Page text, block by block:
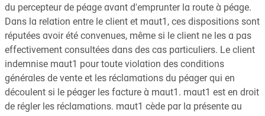
du percepteur de péage avant d'emprunter la route à péage.
Dans la relation entre le client et maut1, ces dispositions sont
réputées avoir été convenues, même si le client ne les a pas
effectivement consultées dans des cas particuliers. Le client
indemnise maut1 pour toute violation des conditions
générales de vente et les réclamations du péager qui en
découlent si le péager les facture à maut1. maut1 est en droit
de régler les réclamations. maut1 cède par la présente au